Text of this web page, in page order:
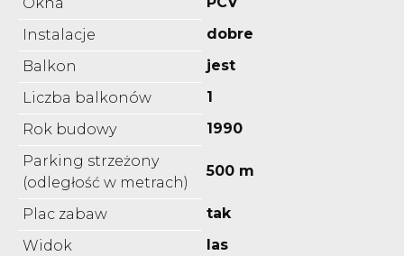
Instalacje
dobre
Balkon
jest
Liczba balkonów
1
Rok budowy
1990
Parking strzeżony
(odległość w metrach)
500 m
Plac zabaw
tak
Widok
las